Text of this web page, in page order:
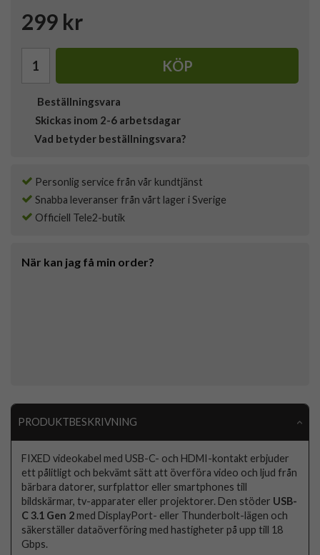
299 kr
KÖP
Beställningsvara
Skickas inom 2-6 arbetsdagar
Vad betyder beställningsvara?
Personlig service från vår kundtjänst
Snabba leveranser från vårt lager i Sverige
Officiell Tele2-butik
När kan jag få min order?
PRODUKTBESKRIVNING
FIXED videokabel med USB-C- och HDMI-kontakt erbjuder
ett pålitligt och bekvämt sätt att överföra video och ljud från
bärbara datorer, surfplattor eller smartphones till
bildskärmar, tv-apparater eller projektorer. Den stöder USB-
C 3.1 Gen 2 med DisplayPort- eller Thunderbolt-lägen och
säkerställer dataöverföring med hastigheter på upp till 18
Gbps.